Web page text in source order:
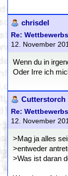
chrisdel
Re:
12. November
Wenn du in
Oder Irre ich
Cutterstorch
Re:
12. November
>Mag ja alles
>entweder
>Was ist daran